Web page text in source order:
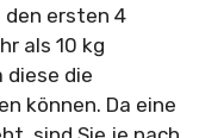
den ersten 4
als 10 kg
diese die
können. Da eine